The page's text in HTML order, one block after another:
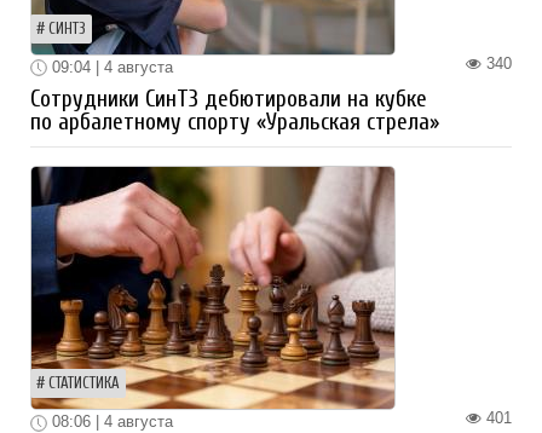
СИНТЗ
340
09:04 | 4 августа
Сотрудники СинТЗ дебютировали на кубке
по арбалетному спорту «Уральская стрела»
СТАТИСТИКА
401
08:06 | 4 августа